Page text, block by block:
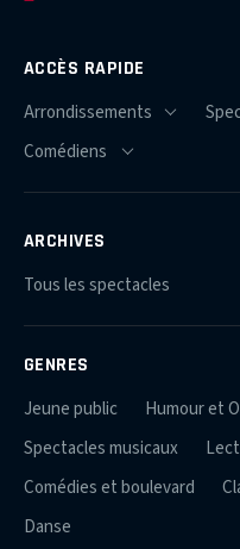
ACCÈS RAPIDE
ARCHIVES
Tous les spectacles
GENRES
Jeune public
Humour et
Spectacles musicaux
Comédies et boulevard
Danse